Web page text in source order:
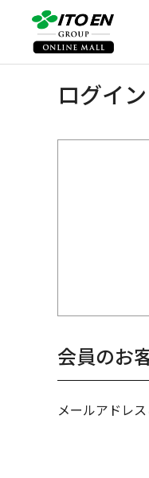
ログイン
会員のお
メールアドレ